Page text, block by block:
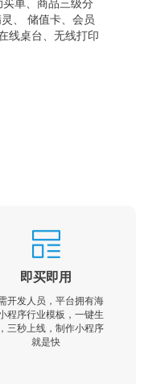
单、商品三级分
、 储值卡、会员
线桌台、无线打印
即买即用
开发人员，平台拥有海
程序行业模板，一键生
三秒上线，制作小程序
就是快